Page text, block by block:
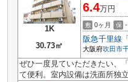
1K
30.73㎡
6.4万円
敷 0ヶ月 保 -
阪急千里線
大阪府吹田市
ぜひ一度見ていただきたい、
て便利。室内設備は洗面所独